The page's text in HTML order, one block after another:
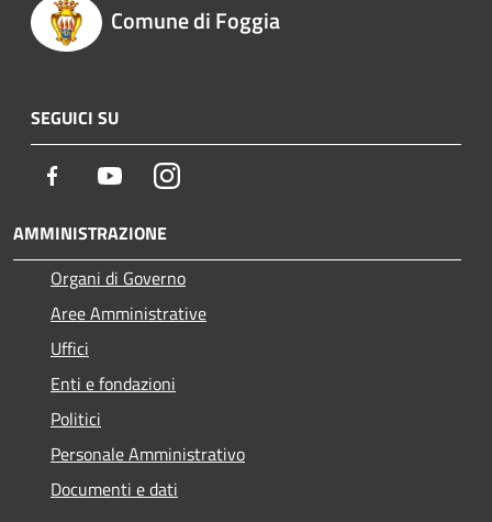
Comune di Foggia
SEGUICI SU
Facebook YoutubeInstagram
AMMINISTRAZIONE
Organi di Governo
Aree Amministrative
Uffici
Enti e fondazioni
Politici
Personale Amministrativo
Documenti e dati